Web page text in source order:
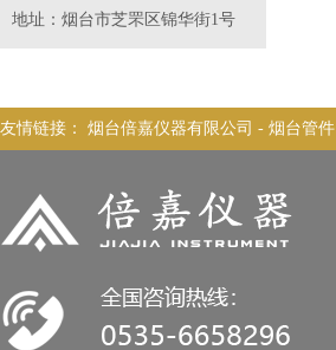
地址：烟台市芝罘区锦华街1号
友情链接： 烟台倍嘉仪器有限公司 - 烟台管件